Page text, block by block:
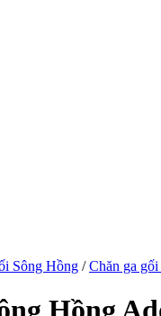
Sông Hồng / Chăn ga